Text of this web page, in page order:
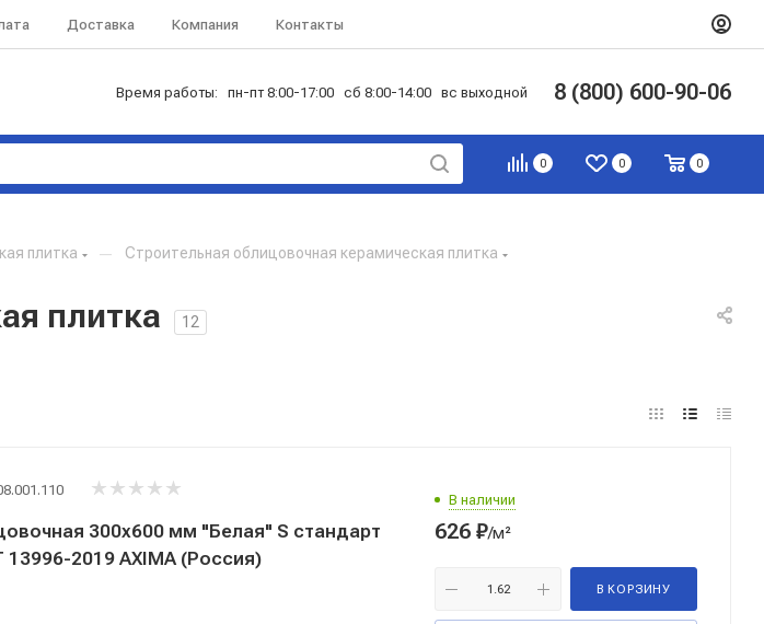
Доставка Компания Контакты
Время работы: пн-пт 8:00-17:00 сб 8:00-14:00 вс выходной 8 (800) 600-90-06
0 0 0
плитка — Строительная облицовочная керамическая плитка
плитка 12
300x600 мм "Белая" S стандарт
13996-2019 AXIMA (Россия)
В наличии
626 ₽/м²
В КОРЗИНУ